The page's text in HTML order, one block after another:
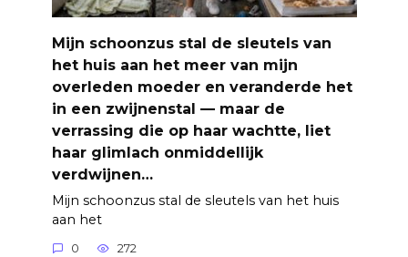
Mijn schoonzus stal de sleutels van
het huis aan het meer van mijn
overleden moeder en veranderde het
in een zwijnenstal — maar de
verrassing die op haar wachtte, liet
haar glimlach onmiddellijk
verdwijnen…
Mijn schoonzus stal de sleutels van het huis
aan het
0 272